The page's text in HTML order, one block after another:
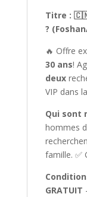
Titre : 🇨🇳
?
🔥 Offre
30 ans!
deux
VIP dans
Qui sont
hommes
famille. ✅
GRATUIT